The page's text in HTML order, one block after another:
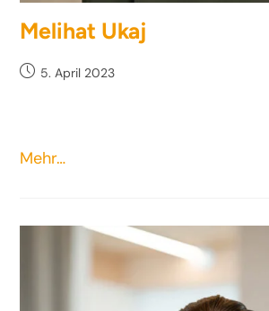
Melihat Ukaj
5. April 2023
Mehr…